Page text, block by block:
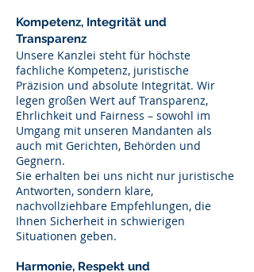
Kompetenz, Integrität und
Transparenz
Unsere Kanzlei steht für höchste
fachliche Kompetenz, juristische
Präzision und absolute Integrität. Wir
legen großen Wert auf Transparenz,
Ehrlichkeit und Fairness – sowohl im
Umgang mit unseren Mandanten als
auch mit Gerichten, Behörden und
Gegnern.
Sie erhalten bei uns nicht nur juristische
Antworten, sondern klare,
nachvollziehbare Empfehlungen, die
Ihnen Sicherheit in schwierigen
Situationen geben.
Harmonie, Respekt und